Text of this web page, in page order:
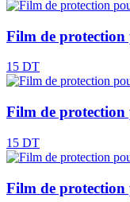
Film de
15 DT
Film de
15 DT
Film de